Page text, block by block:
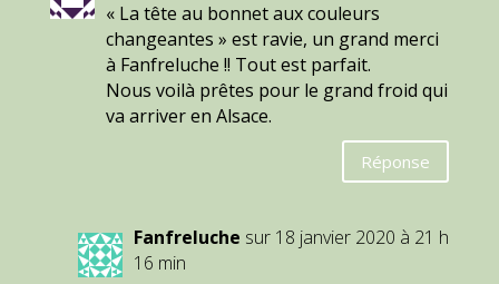
« La tête au bonnet aux couleurs
changeantes » est ravie, un grand merci
à Fanfreluche !! Tout est parfait.
Nous voilà prêtes pour le grand froid qui
va arriver en Alsace.
Réponse
Fanfreluche sur 18 janvier 2020 à 21 h
16 min